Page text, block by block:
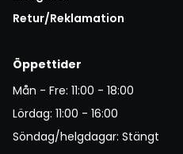
Retur/Reklamation
Öppettider
Mån - Fre: 11:00 - 18:00
Lördag: 11:00 - 16:00
Söndag/helgdagar: Stängt